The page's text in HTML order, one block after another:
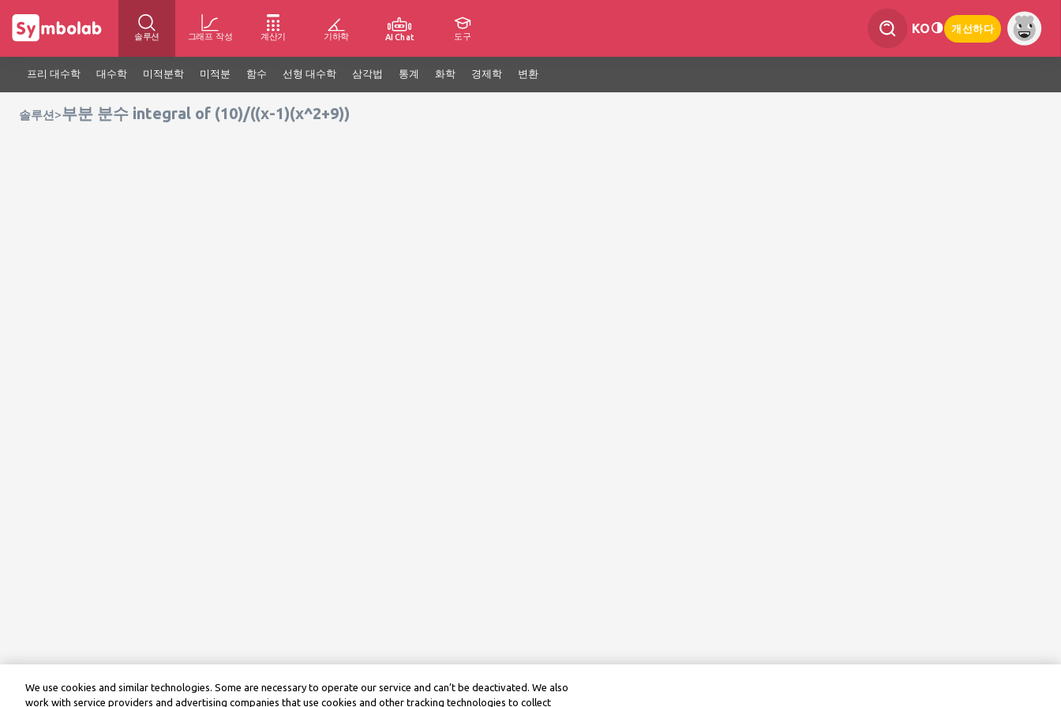
솔루션 그래프 작성 계산기 기하학 AI Chat 도구
KO 개선하다
프리 대수학 대수학 미적분학 미적분 함수 선형 대수학 삼각법 통계 화학 경제학 변환
솔루션 >부분 분수 integral of (10)/((x-1)(x^2+9))
We use cookies and similar technologies. Some are necessary to operate our service and can’t be deactivated. We also
work with service providers and advertising companies that use cookies and other tracking technologies to collect